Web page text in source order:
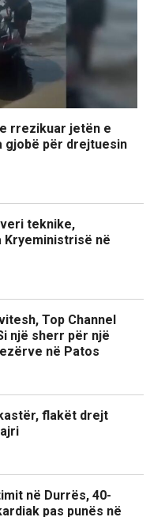
rrezikuar jetën e
gjobë për drejtuesin
teknike,
në
Top Channel
një sherr për një
në Patos
flakët drejt
në Durrës, 40-
pas punës në